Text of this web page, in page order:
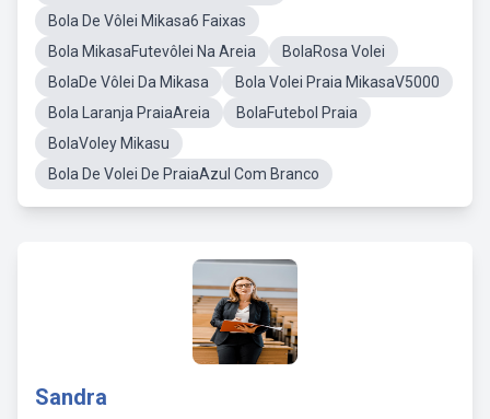
Bola De Vôlei Mikasa6 Faixas
Bola MikasaFutevôlei Na Areia
BolaRosa Volei
BolaDe Vôlei Da Mikasa
Bola Volei Praia MikasaV5000
Bola Laranja PraiaAreia
BolaFutebol Praia
BolaVoley Mikasu
Bola De Volei De PraiaAzul Com Branco
Sandra